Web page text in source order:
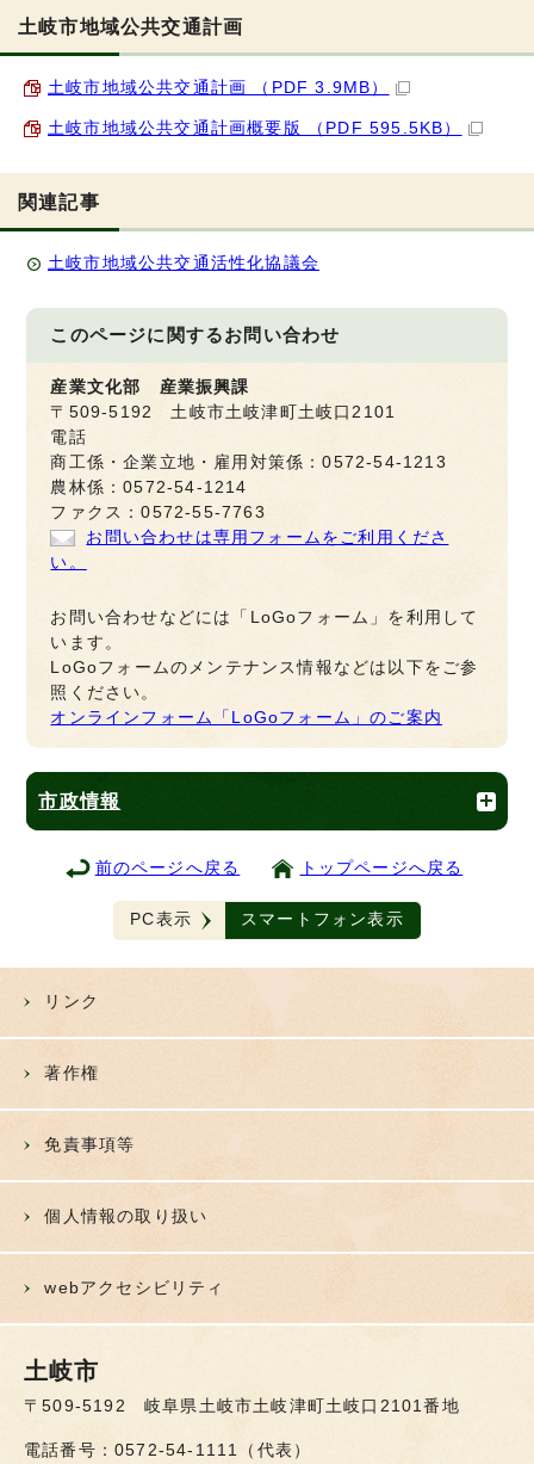
土岐市地域公共交通計画
土岐市地域公共交通計画 （PDF 3.9MB）
土岐市地域公共交通計画概要版 （PDF 595.5KB）
関連記事
土岐市地域公共交通活性化協議会
このページに関するお問い合わせ
産業文化部 産業振興課
〒509-5192 土岐市土岐津町土岐口2101
電話
商工係・企業立地・雇用対策係：0572-54-1213
農林係：0572-54-1214
ファクス：0572-55-7763
お問い合わせは専用フォームをご利用くださ
い。
お問い合わせなどには「LoGoフォーム」を利用して
います。
LoGoフォームのメンテナンス情報などは以下をご参
照ください。
オンラインフォーム「LoGoフォーム」のご案内
市政情報
前のページへ戻る トップページへ戻る
PC表示 スマートフォン表示
リンク
著作権
免責事項等
個人情報の取り扱い
webアクセシビリティ
土岐市
〒509-5192 岐阜県土岐市土岐津町土岐口2101番地
電話番号：0572-54-1111（代表）